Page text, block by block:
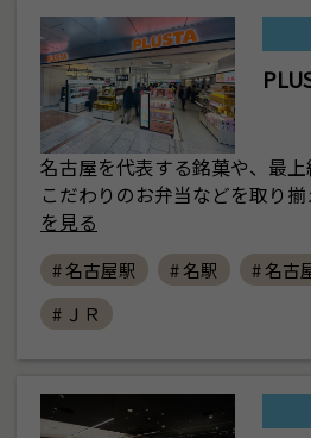
名古屋を代表する銘菓や、最
こだわりのお弁当などを取り揃
を見る
# 名古屋駅 # 名駅 # 名古
# ＪＲ